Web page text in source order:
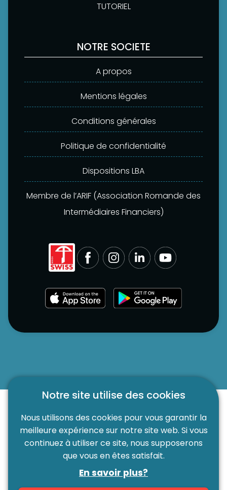
TUTORIEL
NOTRE SOCIETE
A propos
Mentions légales
Conditions générales
Politique de confidentialité
Dispositions LBA
Membre de l’ARIF (Association Romande des
Intermédiaires Financiers)
Partenaire de:
Notre site utilise des cookies
Nous utilisons des cookies pour vous garantir la
meilleure expérience sur notre site web. Si vous
continuez à utiliser ce site, nous supposerons
que vous en êtes satisfait.
En savoir plus?